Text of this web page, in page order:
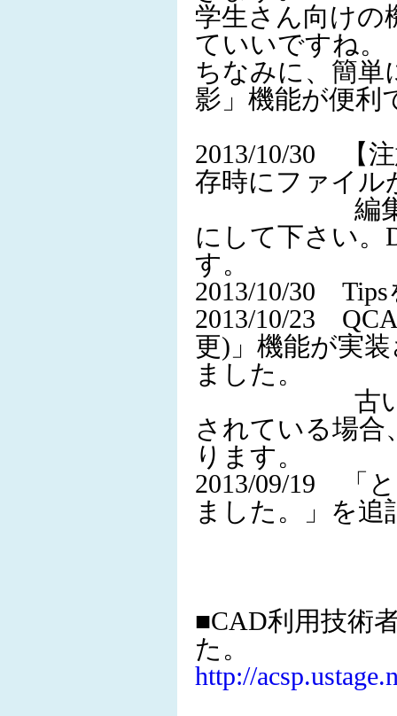
学生さん向けの
ていいですね。
ちなみに、簡単
影」機能が便利
2013/10/30 【
存時にファイル
編集時には
にして下さい。
す。
2013/10/30
2013/10/23
更)」機能が実
ました。
古いバージ
されている場
ります。
2013/09/19 「
ました。」を追
■CAD利用技術
た。
http://